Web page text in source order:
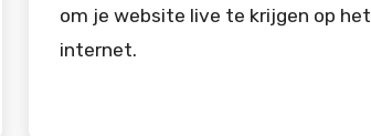
om je website live te krijgen op het
internet.